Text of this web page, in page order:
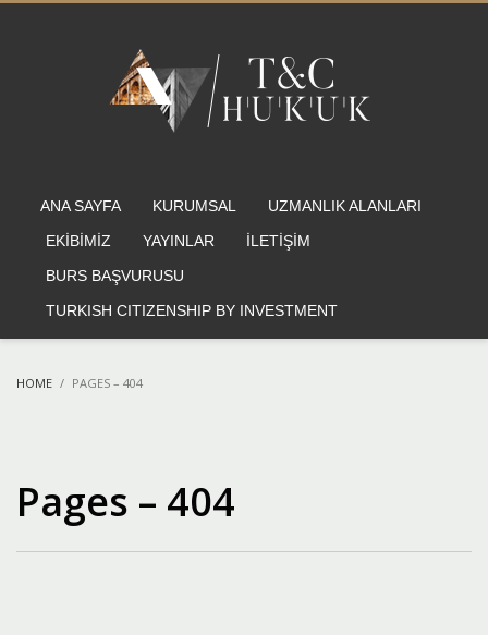
ANA SAYFA KURUMSAL
UZMANLIK ALANLARI
EKİBİMİZ
YAYINLAR
İLETİŞİM
BURS BAŞVURUSU
TURKISH CITIZENSHIP BY INVESTMENT
HOME PAGES – 404
Pages – 404